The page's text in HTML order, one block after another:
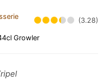
(3.28)
Growler